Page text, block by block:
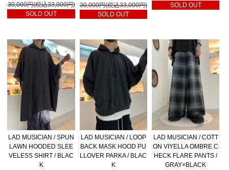
30,000円(税込33,000円)
SOLD OUT
30,000円(税込33,000円)
SOLD OUT
SOLD OUT
LAD MUSICIAN / SPUN
LAWN HOODED SLEE
VELESS SHIRT / BLAC
K
LAD MUSICIAN / LOOP
BACK MASK HOOD PU
LLOVER PARKA / BLAC
K
LAD MUSICIAN / COTT
ON VIYELLA OMBRE C
HECK FLARE PANTS /
GRAY×BLACK